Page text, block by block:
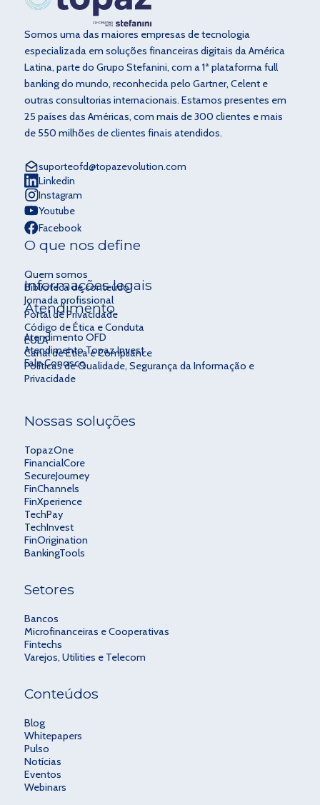
Somos uma das maiores empresas de tecnologia
especializada em soluções financeiras digitais da América
Latina, parte do Grupo Stefanini, com a 1ª plataforma full
banking do mundo, reconhecida pelo Gartner, Celent e
outras consultorias internacionais. Estamos presentes em
25 países das Américas, com mais de 300 clientes e mais
de 550 milhões de clientes finais atendidos.
suporteofd@topazevolution.com
Linkedin
Instagram
Youtube
Facebook
O que nos define
Quem somos
Biblioteca de conteúdo
Jornada profissional
Atendimento
Atendimento OFD
Atendimento Topaz Invest
Fale Conosco
Informações legais
Portal de Privacidade
Código de Ética e Conduta
EULA
Canal de Ética e Compliance
Políticas de Qualidade, Segurança da Informação e
Privacidade
Nossas soluções
TopazOne
FinancialCore
SecureJourney
FinChannels
FinXperience
TechPay
TechInvest
FinOrigination
BankingTools
Setores
Bancos
Microfinanceiras e Cooperativas
Fintechs
Varejos, Utilities e Telecom
Conteúdos
Blog
Whitepapers
Pulso
Notícias
Eventos
Webinars